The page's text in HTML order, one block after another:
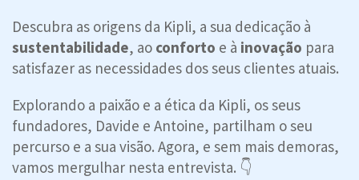
Descubra as origens da Kipli, a sua dedicação à
sustentabilidade, ao conforto e à inovação para
satisfazer as necessidades dos seus clientes atuais.
Explorando a paixão e a ética da Kipli, os seus
fundadores, Davide e Antoine, partilham o seu
percurso e a sua visão. Agora, e sem mais demoras,
vamos mergulhar nesta entrevista. 👇